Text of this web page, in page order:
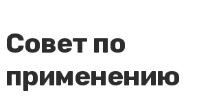
Совет по
применению